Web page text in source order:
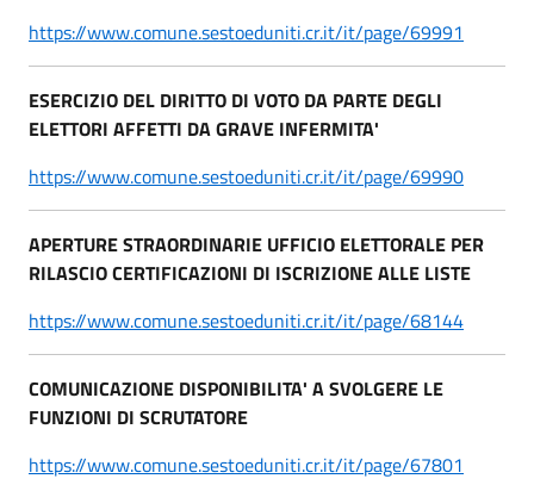
https://www.comune.sestoeduniti.cr.it/it/page/69991
ESERCIZIO DEL DIRITTO DI VOTO DA PARTE DEGLI
ELETTORI AFFETTI DA GRAVE INFERMITA'
https://www.comune.sestoeduniti.cr.it/it/page/69990
APERTURE STRAORDINARIE UFFICIO ELETTORALE PER
RILASCIO CERTIFICAZIONI DI ISCRIZIONE ALLE LISTE
https://www.comune.sestoeduniti.cr.it/it/page/68144
COMUNICAZIONE DISPONIBILITA' A SVOLGERE LE
FUNZIONI DI SCRUTATORE
https://www.comune.sestoeduniti.cr.it/it/page/67801